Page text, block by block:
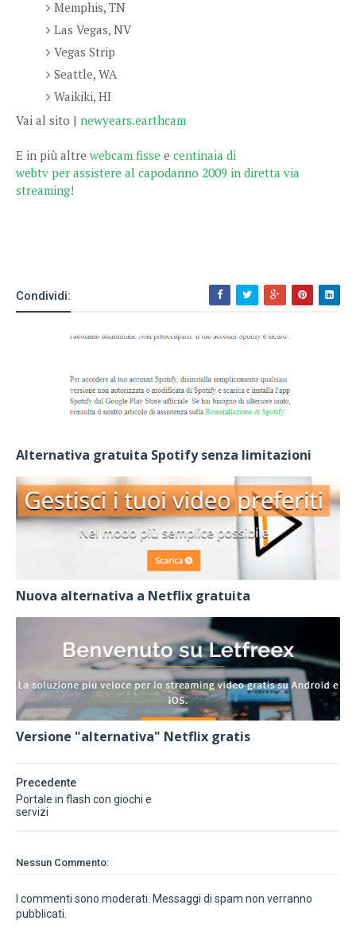
Memphis, TN
Las Vegas, NV
Vegas Strip
Seattle, WA
Waikiki, HI
Vai al sito | newyears.earthcam
E in più altre webcam fisse e centinaia di
webtv per assistere al capodanno 2009 in diretta via
streaming!
Condividi:
Alternativa gratuita Spotify senza limitazioni
Nuova alternativa a Netflix gratuita
Versione "alternativa" Netflix gratis
Precedente
Portale in flash con giochi e
servizi
Nessun Commento:
I commenti sono moderati. Messaggi di spam non verranno
pubblicati.